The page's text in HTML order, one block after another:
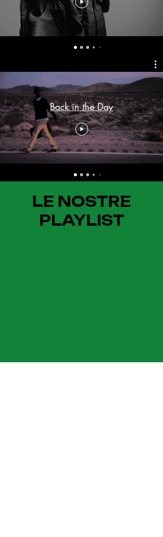
Back in the Day
LE NOSTRE
PLAYLIST